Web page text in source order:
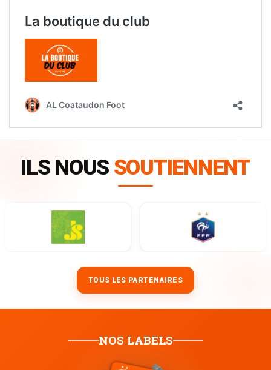
ILS NOUS SOUTIENNENT
TOUS LES PARTENAIRES
NOS LABELS